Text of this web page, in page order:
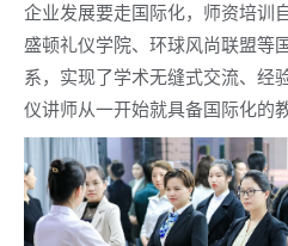
企业发展要走国际化，师资培训
盛顿礼仪学院、环球风尚联盟等
系，实现了学术无缝式交流、经
仪讲师从一开始就具备国际化的